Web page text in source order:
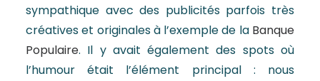
sympathique avec des publicités parfois très
créatives et originales à l’exemple de la Banque
Populaire. Il y avait également des spots où
l’humour était l’élément principal : nous